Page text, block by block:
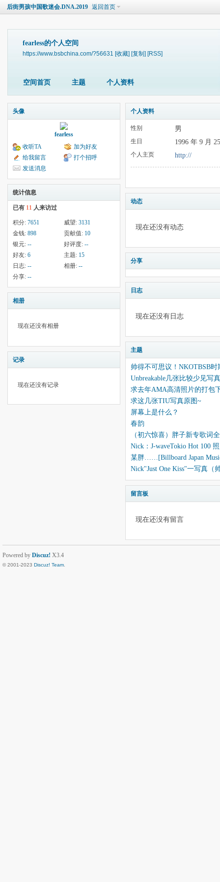
后街男孩中国歌迷会.DNA.2019 返回首页
fearless的个人空间
https://www.bsbchina.com/?56631 [收藏] [复制] [RSS]
空间首页 主题 个人资料
头像
fearless
收听TA
加为好友
给我留言
打个招呼
发送消息
统计信息
已有 11 人来访过
积分: 7651 威望: 3131
金钱: 898 贡献值: 10
银元: -- 好评度: --
好友: 6 主题: 15
日志: -- 相册: --
分享: --
相册
现在还没有相册
记录
现在还没有记录
个人资料
性别 男
生日 1996 年 9 月
个人主页 http://
动态
现在还没有动态
分享
日志
现在还没有日志
主题
帅得不可思议！NKOTBSB
Unbreakable几张比较少见写
求去年AMA高清照片的打包
求这几张TIU写真原图~
屏幕上是什么？
春韵
（初六惊喜）胖子新专歌词
Nick：J-waveTokio Hot 100
某胖……[Billboard Japan
Nick"Just One Kiss"一写真（
留言板
现在还没有留言
Powered by Discuz! X3.4
© 2001-2023 Discuz! Team